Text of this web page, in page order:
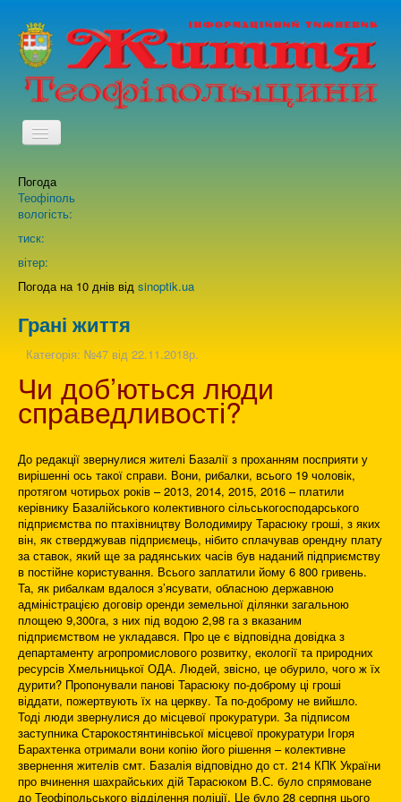
TPL_PROTOSTAR_TOGGLE_MENU
Про нас
Погода
Теофіполь
вологість:
тиск:
вітер:
Погода на 10 днів від sinoptik.ua
Грані життя
Категорія: №47 від 22.11.2018р.
Чи доб’ються люди
справедливості?
До редакції звернулися жителі Базалії з проханням посприяти у
вирішенні ось такої справи. Вони, рибалки, всього 19 чоловік,
протягом чотирьох років – 2013, 2014, 2015, 2016 – платили
керівнику Базалійського колективного сільськогосподарського
підприємства по птахівництву Володимиру Тарасюку гроші, з яких
він, як стверджував підприємець, нібито сплачував орендну плату
за ставок, який ще за радянських часів був наданий підприємству
в постійне користування. Всього заплатили йому 6 800 гривень.
Та, як рибалкам вдалося з’ясувати, обласною державною
адміністрацією договір оренди земельної ділянки загальною
площею 9,300га, з них під водою 2,98 га з вказаним
підприємством не укладався. Про це є відповідна довідка з
департаменту агропромислового розвитку, екології та природних
ресурсів Хмельницької ОДА. Людей, звісно, це обурило, чого ж їх
дурити? Пропонували панові Тарасюку по-доброму ці гроші
віддати, пожертвують їх на церкву. Та по-доброму не вийшло.
Тоді люди звернулися до місцевої прокуратури. За підписом
заступника Старокостянтинівської місцевої прокуратури Ігоря
Барахтенка отримали вони копію його рішення – колективне
звернення жителів смт. Базалія відповідно до ст. 214 КПК України
про вчинення шахрайських дій Тарасюком В.С. було спрямоване
до Теофіпольського відділення поліції. Це було 28 серпня цього